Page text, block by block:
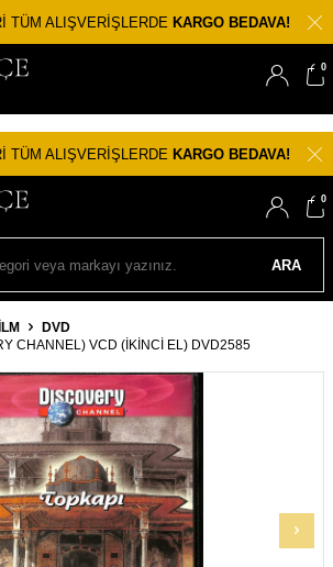
TÜM ALIŞVERİŞLERDE KARGO BEDAVA!
0
TÜM ALIŞVERİŞLERDE KARGO BEDAVA!
ARA
0
DVD
CHANNEL) VCD (İKINCI EL) DVD2585